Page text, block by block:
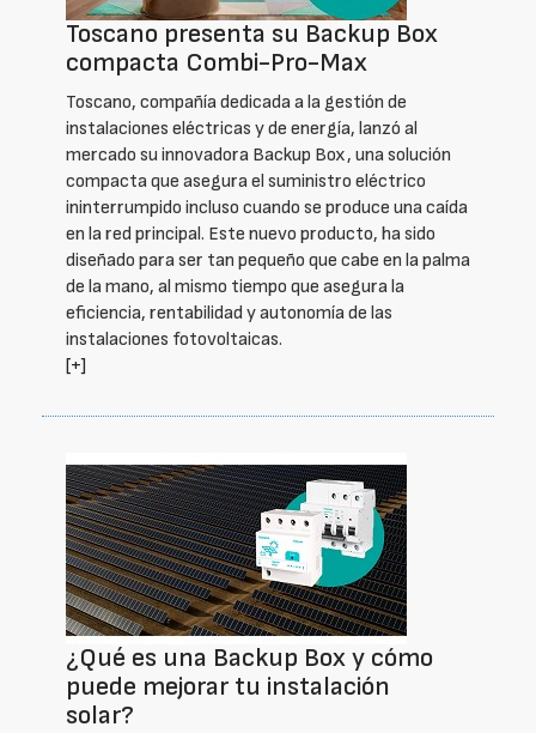
Toscano presenta su Backup Box
compacta Combi-Pro-Max
Toscano, compañía dedicada a la gestión de
instalaciones eléctricas y de energía, lanzó al
mercado su innovadora Backup Box, una solución
compacta que asegura el suministro eléctrico
ininterrumpido incluso cuando se produce una caída
en la red principal. Este nuevo producto, ha sido
diseñado para ser tan pequeño que cabe en la palma
de la mano, al mismo tiempo que asegura la
eficiencia, rentabilidad y autonomía de las
instalaciones fotovoltaicas.
[+]
¿Qué es una Backup Box y cómo
puede mejorar tu instalación
solar?